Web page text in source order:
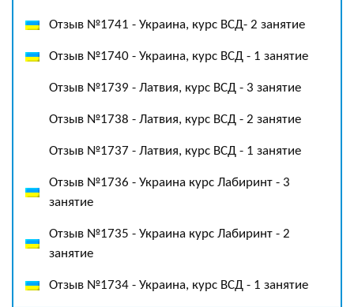
Отзыв №1741 - Украина, курс ВСД- 2 занятие
Отзыв №1740 - Украина, курс ВСД - 1 занятие
Отзыв №1739 - Латвия, курс ВСД - 3 занятие
Отзыв №1738 - Латвия, курс ВСД - 2 занятие
Отзыв №1737 - Латвия, курс ВСД - 1 занятие
Отзыв №1736 - Украина курс Лабиринт - 3
занятие
Отзыв №1735 - Украина курс Лабиринт - 2
занятие
Отзыв №1734 - Украина, курс ВСД - 1 занятие